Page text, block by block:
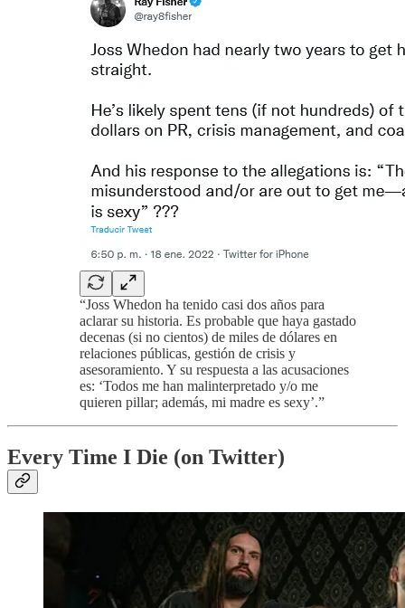
“Joss Whedon ha tenido casi dos años para
aclarar su historia. Es probable que haya gastado
decenas (si no cientos) de miles de dólares en
relaciones públicas, gestión de crisis y
asesoramiento. Y su respuesta a las acusaciones
es: ‘Todos me han malinterpretado y/o me
quieren pillar; además, mi madre es sexy’.”
Every Time I Die (on Twitter)